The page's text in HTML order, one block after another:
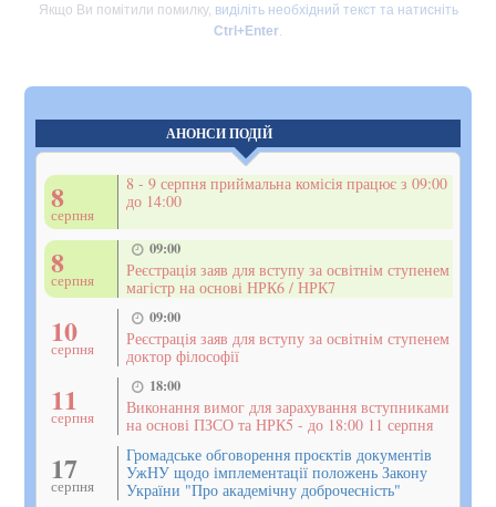
Якщо Ви помітили помилку, виділіть необхідний текст та натисніть
Ctrl+Enter
АНОНСИ ПОДІЙ
8
серпня
8 - 9 серпня приймальна комісія працює з 09:00
до 14:00
8
серпня
09:00
Реєстрація заяв для вступу за освітнім ступенем
магістр на основі НРК6 / НРК7
10
серпня
09:00
Реєстрація заяв для вступу за освітнім ступенем
доктор філософії
11
серпня
18:00
Виконання вимог для зарахування вступниками
на основі ПЗСО та НРК5 - до 18:00 11 серпня
17
серпня
Громадське обговорення проєктів документів
УжНУ щодо імплементації положень Закону
України "Про академічну доброчесність"